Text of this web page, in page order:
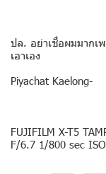
ปล. อย่าเชื่อผมมากเ
เอาเอง
Piyachat Kaelong-
FUJIFILM X-T5
F/6.7 1/800 sec